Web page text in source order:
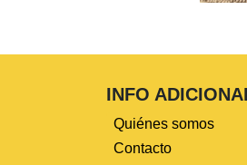
INFO
Quiénes somos
Contacto